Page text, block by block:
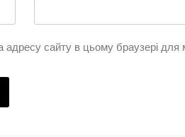
адресу сайту в цьому браузері для